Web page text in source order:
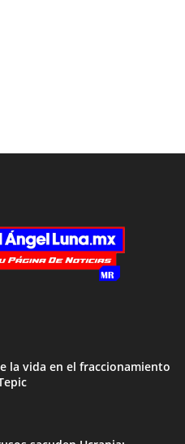
la vida en el fraccionamiento